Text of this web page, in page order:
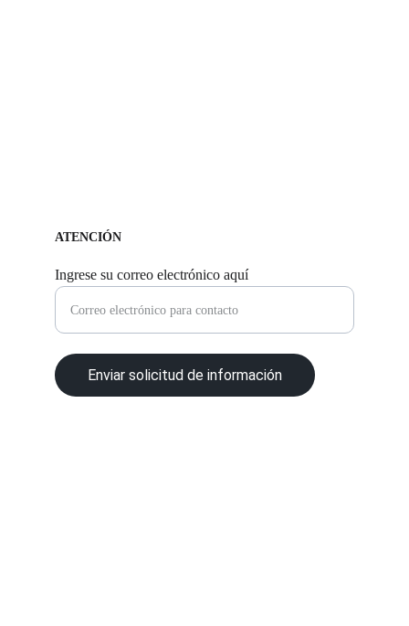
ATENCIÓN
Ingrese su correo electrónico aquí
Enviar solicitud de información